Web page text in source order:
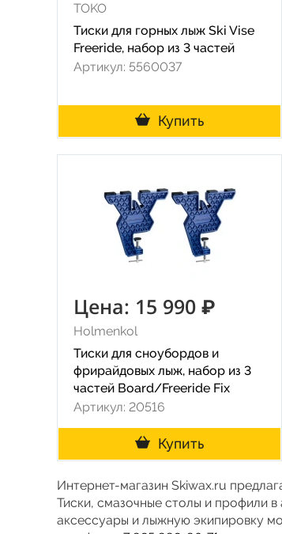
TOKO
Тиски для горных лыж Ski Vise
Freeride, набор из 3 частей
Артикул: 5560037
Купить
Цена: 15 990 ₽
Holmenkol
Тиски для сноубордов и
фрирайдовых лыж, набор из 3
частей Board/Freeride Fix
Артикул: 20516
Купить
Интернет-магазин Skiwax.ru
Тиски, смазочные столы и профили
аксессуары и лыжную экипировку